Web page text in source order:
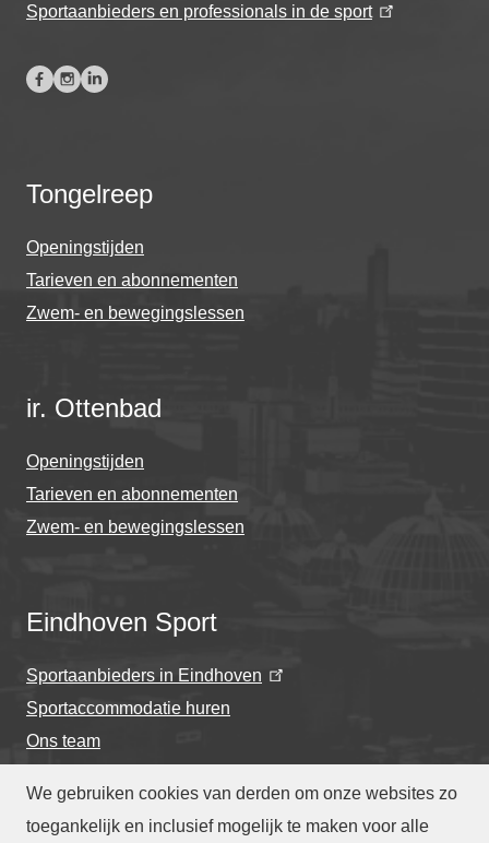
We gebruiken cookies van derden om onze websites zo
toegankelijk en inclusief mogelijk te maken voor alle
Sportaanbieders en professionals in de sport
Tongelreep
Openingstijden
Tarieven en abonnementen
Zwem- en bewegingslessen
ir. Ottenbad
Openingstijden
Tarieven en abonnementen
Zwem- en bewegingslessen
Eindhoven Sport
Sportaanbieders in Eindhoven
Sportaccommodatie huren
Ons team